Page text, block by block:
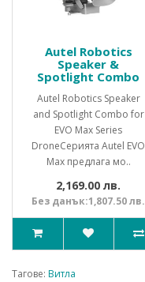
Autel Robotics
Speaker &
Spotlight Combo
Autel Robotics Speaker
and Spotlight Combo for
EVO Max Series
DroneСерията Autel EVO
Max предлага мо..
2,169.00 лв.
Без данък:1,807.50 лв.
Тагове: Витла